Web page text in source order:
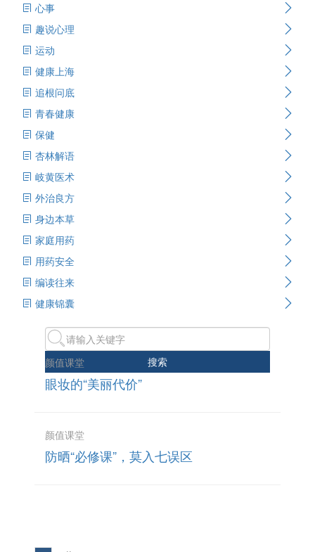
心事
趣说心理
运动
健康上海
追根问底
青春健康
保健
杏林解语
岐黄医术
外治良方
身边本草
家庭用药
用药安全
编读往来
健康锦囊
搜索
颜值课堂
眼妆的“美丽代价”
颜值课堂
防晒“必修课”，莫入七误区